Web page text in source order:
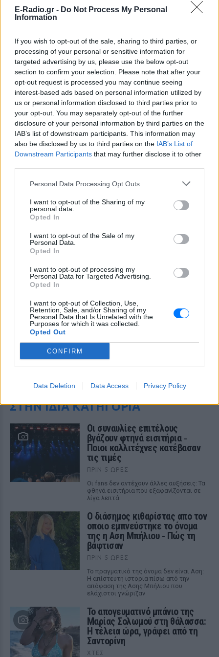
E-Radio.gr - Do Not Process My Personal
Information
If you wish to opt-out of the sale, sharing to third parties, or
processing of your personal or sensitive information for
targeted advertising by us, please use the below opt-out
section to confirm your selection. Please note that after your
opt-out request is processed you may continue seeing
interest-based ads based on personal information utilized by
us or personal information disclosed to third parties prior to
your opt-out. You may separately opt-out of the further
disclosure of your personal information by third parties on the
IAB’s list of downstream participants. This information may
also be disclosed by us to third parties on the IAB’s List of
Downstream Participants that may further disclose it to other
Personal Data Processing Opt Outs
I want to opt-out of the Sharing of my
personal data.
Opted In
I want to opt-out of the Sale of my
Personal Data.
Opted In
I want to opt-out of processing my
Personal Data for Targeted Advertising.
Opted In
I want to opt-out of Collection, Use,
Retention, Sale, and/or Sharing of my
Personal Data that Is Unrelated with the
Purposes for which it was collected.
Opted Out
CONFIRM
Data Deletion Data Access Privacy Policy
Ακολουθήστε το E-Radio.gr στοGoogle News
και μάθετε πρώτοι
τα πιο hot νέα
Εσύ μπήκες στο E-Daily.gr; Τα νέα της ημέρας
και ότι σου κάνει κλικ!
Ακολουθήστε το E-Radio.gr και στο Instagram
ΔΙΑΦΗΜΙΣΗ
ΔΕΙΤΕ ΕΠΙΣΗΣ
ΣΤΗΝ ΙΔΙΑ ΚΑΤΗΓΟΡΙΑ
Οι συναυλίες επιτέλους
βγάζουν φτηνά εισιτήρια ‑
Ποιοι καλλιτέχνες κατέβασαν
τις τιμές
ΠΡΙΝ 5 ΏΡΕΣ
Οι fans δεν αντέχουν άλλες αυξήσεις: Τα
φθηνά εισιτήρια που εξαφανίζονται σε
λίγα λεπτά
Ο διάσημος κιθαρίστας απο τον
οποιο εμπνεύστηκε το όνομα
της η Αση Μπήλιου ‑ Πώς τη
βάφτισαν
ΠΡΙΝ 5 ΏΡΕΣ
Το πραγματικό της όνομα δεν είναι Αση:
Η απίστευτη ιστορία πίσω από την
απόφαση της Ασης Μπήλιου που
ελάχιστοι γνώριζαν
Το απογευματινό μπάνιο της
Μαρίας Σολωμού στη θάλασσα:
Η τέλεια ώρα, γράφει από τη
Σαντορίνη
ΧΤΕΣ